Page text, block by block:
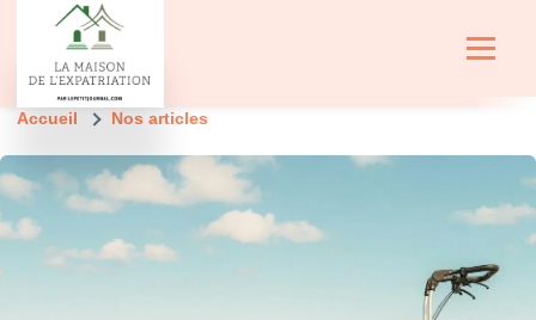
Aller au contenu principal
Menu
Fil
d'Ariane
Accueil Nos articles